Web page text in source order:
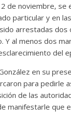
de noviembre,
particular y en
arrestadas
al menos dos
del
en su
para pedirle
de las
manifestarle que